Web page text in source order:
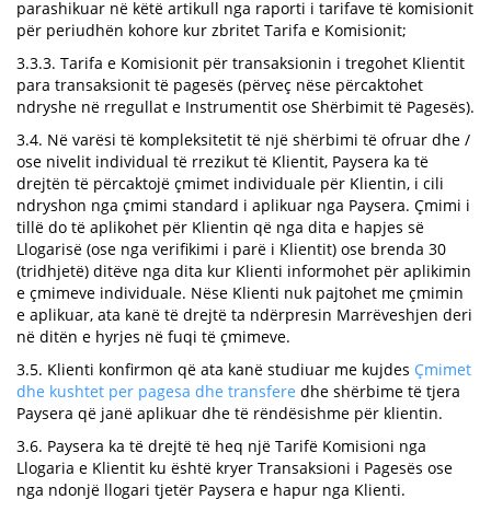
parashikuar në këtë artikull nga raporti i tarifave të komisionit
për periudhën kohore kur zbritet Tarifa e Komisionit;
3.3.3. Tarifa e Komisionit për transaksionin i tregohet Klientit
para transaksionit të pagesës (përveç nëse përcaktohet
ndryshe në rregullat e Instrumentit ose Shërbimit të Pagesës).
3.4. Në varësi të kompleksitetit të një shërbimi të ofruar dhe /
ose nivelit individual të rrezikut të Klientit, Paysera ka të
drejtën të përcaktojë çmimet individuale për Klientin, i cili
ndryshon nga çmimi standard i aplikuar nga Paysera. Çmimi i
tillë do të aplikohet për Klientin që nga dita e hapjes së
Llogarisë (ose nga verifikimi i parë i Klientit) ose brenda 30
(tridhjetë) ditëve nga dita kur Klienti informohet për aplikimin
e çmimeve individuale. Nëse Klienti nuk pajtohet me çmimin
e aplikuar, ata kanë të drejtë ta ndërpresin Marrëveshjen deri
në ditën e hyrjes në fuqi të çmimeve.
3.5. Klienti konfirmon që ata kanë studiuar me kujdes Çmimet
dhe kushtet per pagesa dhe transfere dhe shërbime të tjera
Paysera që janë aplikuar dhe të rëndësishme për klientin.
3.6. Paysera ka të drejtë të heq një Tarifë Komisioni nga
Llogaria e Klientit ku është kryer Transaksioni i Pagesës ose
nga ndonjë llogari tjetër Paysera e hapur nga Klienti.